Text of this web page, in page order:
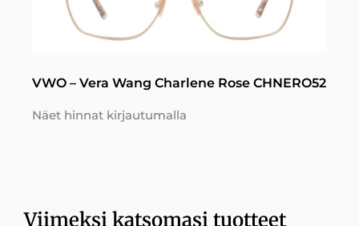
VWO – Vera Wang Charlene Rose CHNERO52
Näet hinnat kirjautumalla
Viimeksi katsomasi tuotteet